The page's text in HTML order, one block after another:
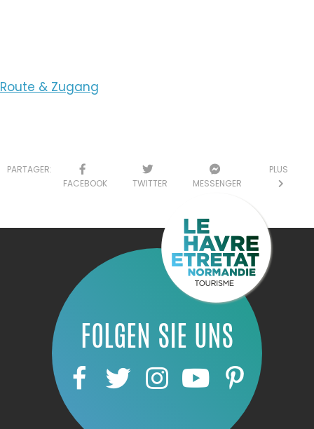
Route & Zugang
PARTAGER:
FACEBOOK
TWITTER MESSENGER
PLUS
FOLGEN SIE UNS